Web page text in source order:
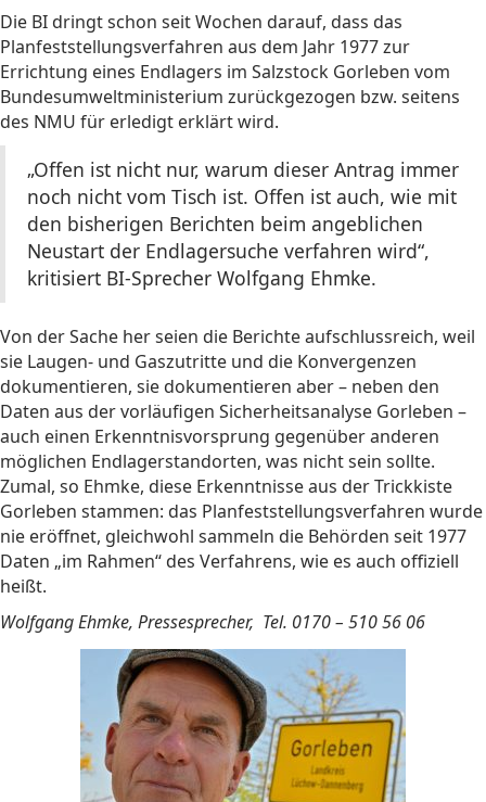
Die BI dringt schon seit Wochen darauf, dass das
Planfeststellungsverfahren aus dem Jahr 1977 zur
Errichtung eines Endlagers im Salzstock Gorleben vom
Bundesumweltministerium zurückgezogen bzw. seitens
des NMU für erledigt erklärt wird.
„Offen ist nicht nur, warum dieser Antrag immer
noch nicht vom Tisch ist. Offen ist auch, wie mit
den bisherigen Berichten beim angeblichen
Neustart der Endlagersuche verfahren wird“,
kritisiert BI-Sprecher Wolfgang Ehmke.
Von der Sache her seien die Berichte aufschlussreich, weil
sie Laugen- und Gaszutritte und die Konvergenzen
dokumentieren, sie dokumentieren aber – neben den
Daten aus der vorläufigen Sicherheitsanalyse Gorleben –
auch einen Erkenntnisvorsprung gegenüber anderen
möglichen Endlagerstandorten, was nicht sein sollte.
Zumal, so Ehmke, diese Erkenntnisse aus der Trickkiste
Gorleben stammen: das Planfeststellungsverfahren wurde
nie eröffnet, gleichwohl sammeln die Behörden seit 1977
Daten „im Rahmen“ des Verfahrens, wie es auch offiziell
heißt.
Wolfgang Ehmke, Pressesprecher, Tel. 0170 – 510 56 06